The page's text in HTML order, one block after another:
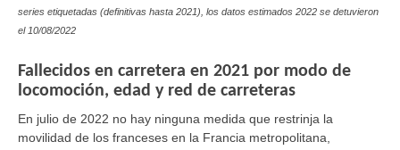
series etiquetadas (definitivas hasta 2021), los datos estimados 2022 se detuvieron
el10/08/2022
Fallecidos en carretera en 2021 por modo de
locomoción, edad y red de carreteras
En julio de 2022 no hay ninguna medida que restrinja la
movilidad de los franceses en la Francia metropolitana,